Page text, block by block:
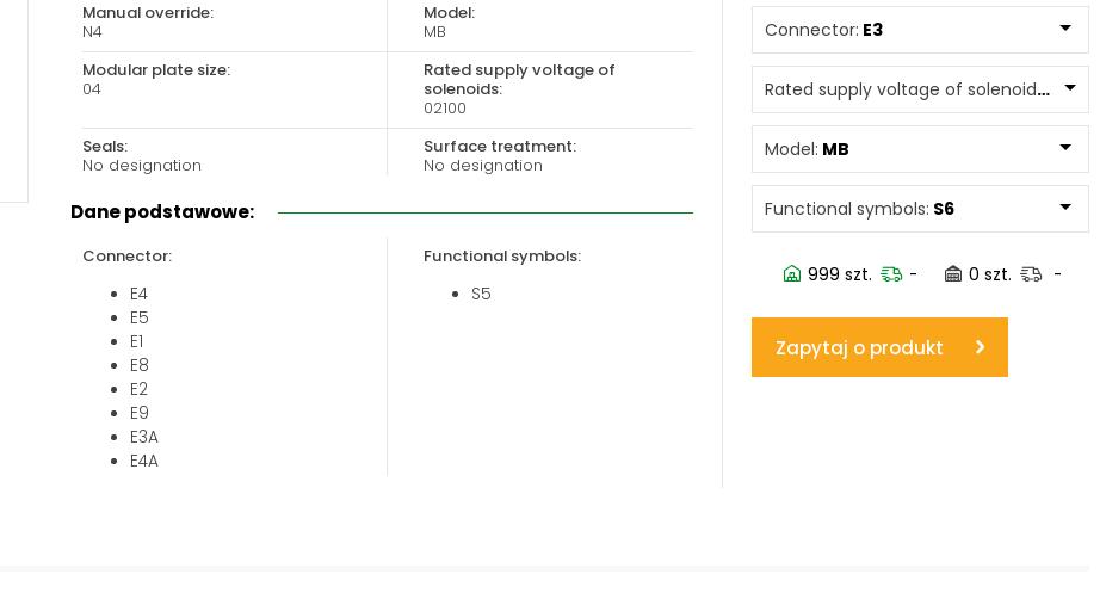
Biuro obsługi klienta:
+48 535 424 483
+48 665 001 660
PN-PT: 7:00 - 16:00
Magazyn 24H:
+48 665 001 770
www.powerhydraulics.eu
Engineering for motion
Manual override:
N4
Model:
MB
Modular plate size:
04
Rated supply voltage of
solenoids:
02100
Seals:
No designation
Surface treatment:
No designation
Dane podstawowe:
Connector:
E4
E5
E1
E8
E2
E9
E3A
E4A
Functional symbols:
S5
Connector: E3
Rated supply voltage of solenoids: 02100
Model: MB
Functional symbols: S6
999 szt. - 0 szt. -
Zapytaj o produkt